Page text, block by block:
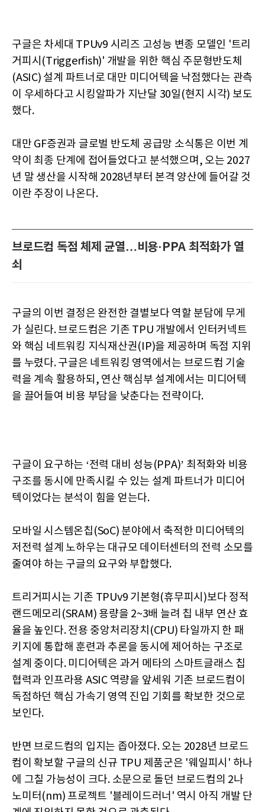
구글은 차세대 TPUv9 시리즈 고성능 변종 모델인 '트리
거피시(Triggerfish)' 개발을 위한 핵심 주문형반도체
(ASIC) 설계 파트너로 대만 미디어텍을 낙점했다는 관측
이 우세하다고 시킹알파가 지난달 30일(현지 시각) 보도
했다.
대만 GF증권과 글로벌 반도체 공급망 소식통은 이번 계
약이 최종 단계에 접어들었다고 분석했으며, 오는 2027
년 말 생산을 시작해 2028년부터 본격 양산에 들어갈 것
이란 주장이 나온다.
브로드컴 독점 체제 균열…비용·PPA 최적화가 열
쇠
구글의 이번 결정은 완전한 결별보다 역할 분담에 무게
가 실린다. 브로드컴은 기존 TPU 개발에서 인터커넥트
와 핵심 네트워킹 지식재산권(IP)을 제공하며 독점 지위
를 누렸다. 구글은 네트워킹 영역에서는 브로드컴 기술
력을 계속 활용하되, 연산 핵심부 설계에서는 미디어텍
을 끌어들여 비용 부담을 낮춘다는 전략이다.
구글이 요구하는 ‘전력 대비 성능(PPA)’ 최적화와 비용
구조를 동시에 만족시킬 수 있는 설계 파트너가 미디어
텍이었다는 분석이 힘을 얻는다.
모바일 시스템온칩(SoC) 분야에서 축적한 미디어텍의
저전력 설계 노하우는 대규모 데이터센터의 전력 소모를
줄여야 하는 구글의 요구와 부합했다.
트리거피시는 기존 TPUv9 기본형(휴무피시)보다 정적
랜드메모리(SRAM) 용량을 2~3배 늘려 칩 내부 연산 효
율을 높인다. 전용 중앙처리장치(CPU) 타일까지 한 패
키지에 통합해 훈련과 추론을 동시에 제어하는 구조로
설계 중이다. 미디어텍은 과거 메타의 스마트글래스 칩
협력과 인프라용 ASIC 역량을 앞세워 기존 브로드컴이
독점하던 핵심 가속기 영역 진입 기회를 확보한 것으로
보인다.
반면 브로드컴의 입지는 좁아졌다. 오는 2028년 브로드
컴이 확보할 구글의 신규 TPU 제품군은 '웨일피시' 하나
에 그칠 가능성이 크다. 소문으로 돌던 브로드컴의 2나
노미터(nm) 프로젝트 '블레이드러너' 역시 아직 개발 단